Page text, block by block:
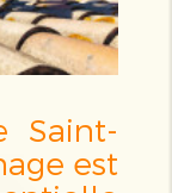
Saint-
est